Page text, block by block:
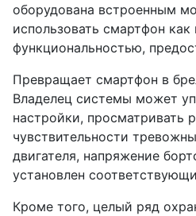
оборудована встроенным
использовать смартфон
функциональностью,
Превращает смартфон в
Владелец системы может
настройки, просматривать
чувствительности
двигателя, напряжение
установлен
Кроме того, целый ряд